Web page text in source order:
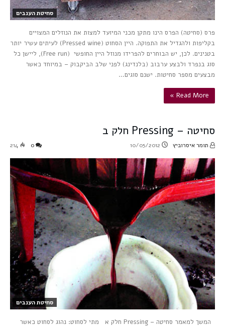
סחיטת הענבים
פרס (סחיטה) הפרס הינו מתקן מכני המיועד למצות את הנוזלים המצויים
בקליפות ולהגדיל את התפוקה. היין הסחוט (Pressed wine) לעיתים עשיר יותר
בטנינים. לכן, יש הבוחרים להפרידו מנוזל היין החופשי (Free run), ליישן כל
סוג בנפרד ולבצע ערבוב (בלנדינג) לפני שלב הביקבוק – במיוחד כאשר
מבצעים מספר סחיטות. ישנם סוגים…
Read More »
סחיטה – Pressing חלק ב
תומר איסרוביץ 10/05/2012
214
סחיטת הענבים
המשך למאמר סחיטה – Pressing חלק א מתי לסחוט: נהוג לסחוט כאשר